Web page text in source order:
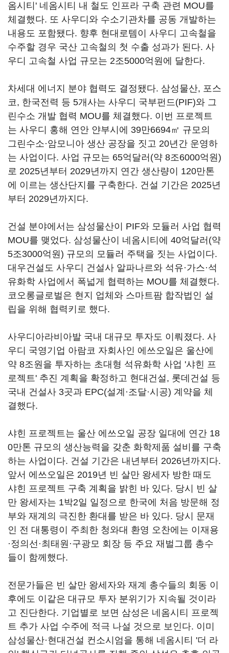
옴시티' 네옴시티 내 철도 인프라 구축 관련 MOU를
체결했다. 또 사우디와 수소기관차를 공동 개발하는
내용도 포함됐다. 향후 현대로템이 사우디 고속철을
수주할 경우 국산 고속철의 첫 수출 성과가 된다. 사
우디 고속철 사업 규모는 2조5000억원에 달한다.
차세대 에너지 분야 협력도 결정됐다. 삼성물산, 포스
코, 한국전력 등 5개사는 사우디 국부펀드(PIF)와 그
린수소 개발 협력 MOU를 체결했다. 이번 프로젝트
는 사우디 홍해 연안 얀부시에 39만6694㎡ 규모의
그린수소·암모니아 생산 공장을 짓고 20년간 운영하
는 사업이다. 사업 규모는 65억달러(약 8조6000억원)
로 2025년부터 2029년까지 연간 생산량이 120만톤
에 이르는 생산단지를 구축한다. 건설 기간은 2025년
부터 2029년까지다.
건설 분야에서는 삼성물산이 PIF와 모듈러 사업 협력
MOU를 맺었다. 삼성물산이 네옴시티에 40억달러(약
5조3000억원) 규모의 모듈러 주택을 짓는 사업이다.
대우건설도 사우디 건설사 알파나르와 석유·가스·석
유화학 사업에서 폭넓게 협력하는 MOU를 체결했다.
코오롱글로벌은 현지 업체와 스마트팜 합작법인 설
립을 위해 협력키로 했다.
사우디아라비아발 국내 대규모 투자도 이뤄졌다. 사
우디 국영기업 아람코 자회사인 에쓰오일은 울산에
약 8조원을 투자하는 초대형 석유화학 사업 '샤힌 프
로젝트' 추진 계획을 확정하고 현대건설, 롯데건설 등
국내 건설사 3곳과 EPC(설계·조달·시공) 계약을 체
결했다.
샤힌 프로젝트는 울산 에쓰오일 공장 일대에 연간 18
0만톤 규모의 생산능력을 갖춘 화학제품 설비를 구축
하는 사업이다. 건설 기간은 내년부터 2026년까지다.
앞서 에쓰오일은 2019년 빈 살만 왕세자 방한 때도
샤힌 프로젝트 구축 계획을 밝힌 바 있다. 당시 빈 살
만 왕세자는 1박2일 일정으로 한국에 처음 방문해 정
부와 재계의 극진한 환대를 받은 바 있다. 당시 문재
인 전 대통령이 주최한 청와대 환영 오찬에는 이재용
·정의선·최태원·구광모 회장 등 주요 재벌그룹 총수
들이 함께했다.
전문가들은 빈 살만 왕세자와 재계 총수들의 회동 이
후에도 이같은 대규모 투자 분위기가 지속될 것이라
고 진단한다. 기업별로 보면 삼성은 네옴시티 프로젝
트 추가 사업 수주에 적극 나설 것으로 보인다. 이미
삼성물산·현대건설 컨소시엄을 통해 네옴시티 '더 라